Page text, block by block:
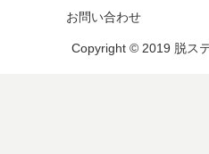
お問い合わせ
Copyright © 2019 脱ス